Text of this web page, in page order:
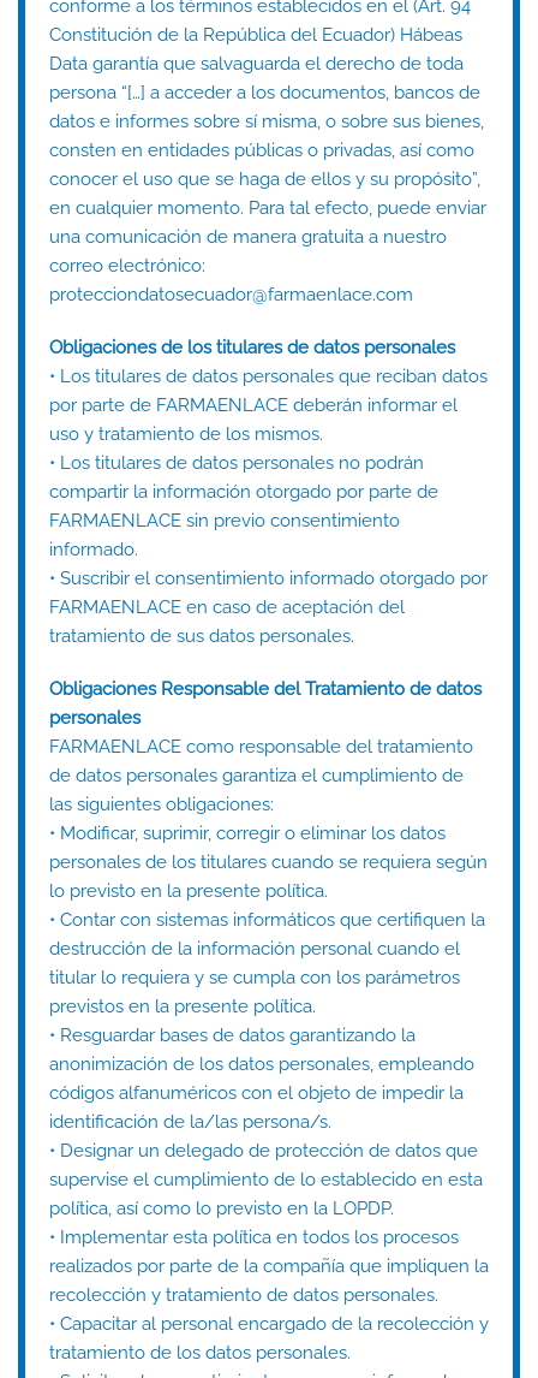
conforme a los términos establecidos en el (Art. 94
Constitución de la República del Ecuador) Hábeas
Data garantía que salvaguarda el derecho de toda
persona “[…] a acceder a los documentos, bancos de
datos e informes sobre sí misma, o sobre sus bienes,
consten en entidades públicas o privadas, así como
conocer el uso que se haga de ellos y su propósito”,
en cualquier momento. Para tal efecto, puede enviar
una comunicación de manera gratuita a nuestro
correo electrónico:
protecciondatosecuador@farmaenlace.com
Obligaciones de los titulares de datos personales
• Los titulares de datos personales que reciban datos
por parte de FARMAENLACE deberán informar el
uso y tratamiento de los mismos.
• Los titulares de datos personales no podrán
compartir la información otorgado por parte de
FARMAENLACE sin previo consentimiento
informado.
• Suscribir el consentimiento informado otorgado por
FARMAENLACE en caso de aceptación del
tratamiento de sus datos personales.
Obligaciones Responsable del Tratamiento de datos
personales
FARMAENLACE como responsable del tratamiento
de datos personales garantiza el cumplimiento de
las siguientes obligaciones:
• Modificar, suprimir, corregir o eliminar los datos
personales de los titulares cuando se requiera según
lo previsto en la presente política.
• Contar con sistemas informáticos que certifiquen la
destrucción de la información personal cuando el
titular lo requiera y se cumpla con los parámetros
previstos en la presente política.
• Resguardar bases de datos garantizando la
anonimización de los datos personales, empleando
códigos alfanuméricos con el objeto de impedir la
identificación de la/las persona/s.
• Designar un delegado de protección de datos que
supervise el cumplimiento de lo establecido en esta
política, así como lo previsto en la LOPDP.
• Implementar esta política en todos los procesos
realizados por parte de la compañía que impliquen la
recolección y tratamiento de datos personales.
• Capacitar al personal encargado de la recolección y
tratamiento de los datos personales.